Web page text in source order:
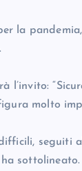
la
l’invito:
molto
seguiti
sottolineato.